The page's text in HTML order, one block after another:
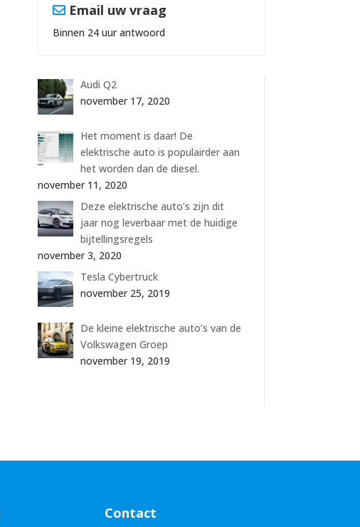
Email uw vraag
Binnen 24 uur antwoord
Audi Q2
november 17, 2020
Het moment is daar! De
elektrische auto is populairder aan
het worden dan de diesel.
november 11, 2020
Deze elektrische auto’s zijn dit
jaar nog leverbaar met de huidige
bijtellingsregels
november 3, 2020
Tesla Cybertruck
november 25, 2019
De kleine elektrische auto’s van de
Volkswagen Groep
november 19, 2019
Contact